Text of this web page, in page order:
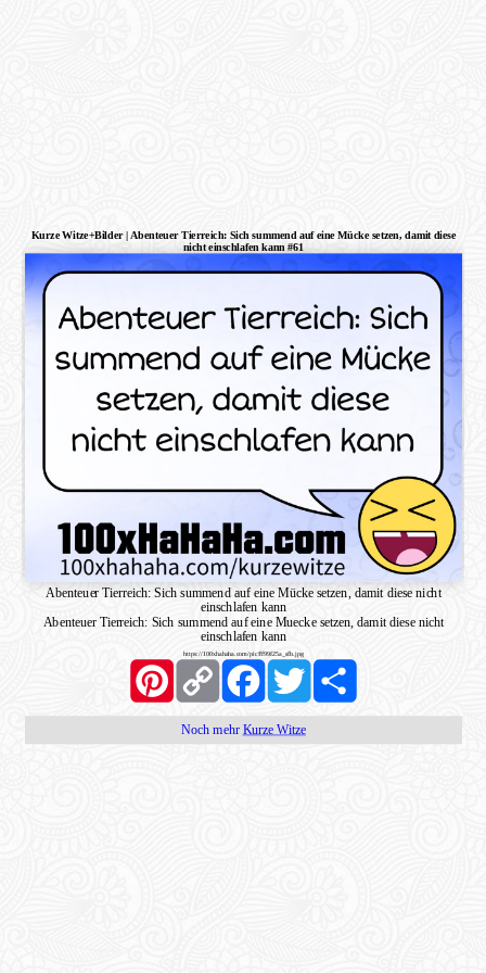
Kurze Witze+Bilder | Abenteuer Tierreich: Sich summend auf eine Mücke setzen, damit diese
nicht einschlafen kann #61
Abenteuer Tierreich: Sich summend auf eine Mücke setzen, damit diese nicht
einschlafen kann
Abenteuer Tierreich: Sich summend auf eine Muecke setzen, damit diese nicht
einschlafen kann
https://100xhahaha.com/pic!ff99f25a_sfb.jpg
PinterestCopy
Link
FacebookTwitter Share
Noch mehr Kurze Witze